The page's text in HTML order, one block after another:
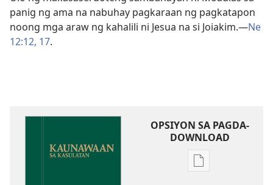
panig ng ama na nabuhay pagkaraan ng pagkatapon
noong mga araw ng kahalili ni Jesua na si Joiakim.​—Ne
12:12, 17.
OPSIYON SA PAGDA-
DOWNLOAD
Opsiyon